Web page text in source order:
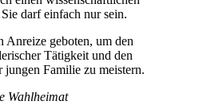
darf einfach nur sein.
Anreize geboten, um den
Tätigkeit und den
jungen Familie zu meistern.
Wahlheimat